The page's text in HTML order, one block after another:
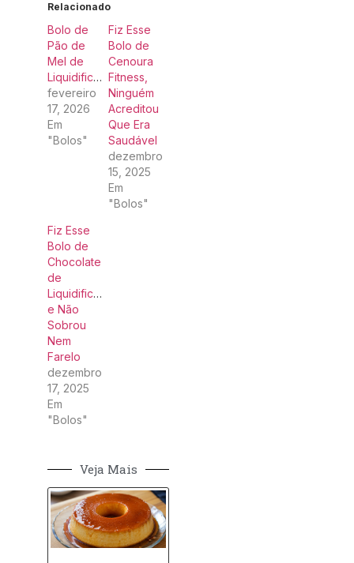
Relacionado
Bolo de
Pão de
Mel de
Liquidificador
fevereiro
17, 2026
Em
"Bolos"
Fiz Esse
Bolo de
Cenoura
Fitness,
Ninguém
Acreditou
Que Era
Saudável
dezembro
15, 2025
Em
"Bolos"
Fiz Esse
Bolo de
Chocolate
de
Liquidificador
e Não
Sobrou
Nem
Farelo
dezembro
17, 2025
Em
"Bolos"
Veja Mais